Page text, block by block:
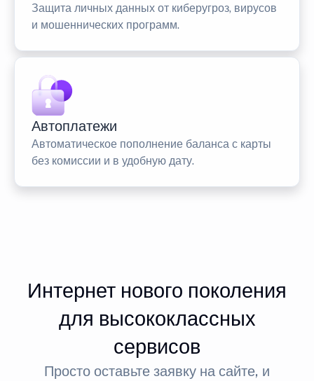
Защита личных данных от киберугроз, вирусов
и мошеннических программ.
Автоплатежи
Автоматическое пополнение баланса с карты
без комиссии и в удобную дату.
Интернет нового поколения
для высококлассных
сервисов
Просто оставьте заявку на сайте, и